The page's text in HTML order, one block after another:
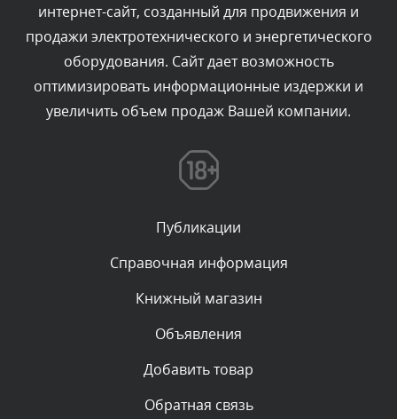
Комментарий проверяется
Текст комментария будет виден после проверки
администратором.
Сегодня, в 04:34
Комментарий проверяется
Текст комментария будет виден после проверки
Комментарий проверяется
Текст комментария будет виден после проверки
администратором.
Комментарий проверяется
администратором.
интернет-сайт, созданный для продвижения и
продажи электротехнического и энергетического
оборудования. Сайт дает возможность
оптимизировать информационные издержки и
увеличить объем продаж Вашей компании.
Публикации
Справочная информация
Книжный магазин
Объявления
Добавить товар
Обратная связь